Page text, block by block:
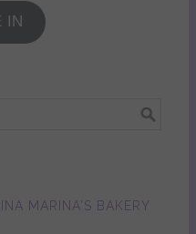
IN
MARINA'S BAKERY